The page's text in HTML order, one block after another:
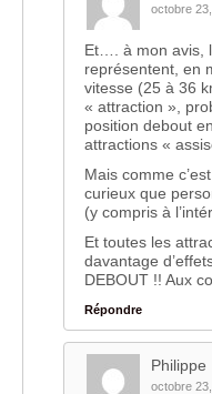
octobre
Et…. à mon avis,
représentent, en
vitesse (25 à 36
« attraction »,
position debout
attractions «
Mais comme
curieux que
(y compris à
Et toutes les
davantage
DEBOUT !! Aux
Répondre
Philippe
octobre